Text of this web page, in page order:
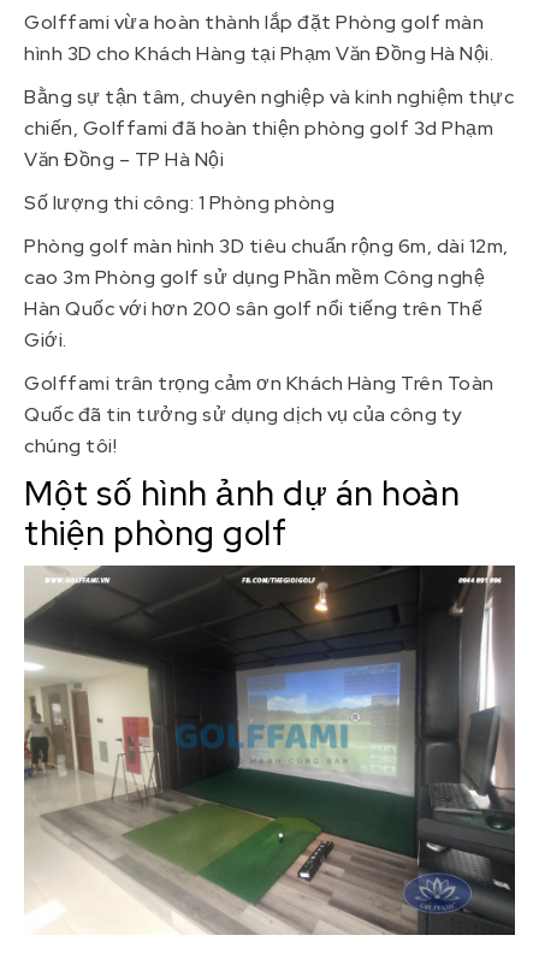
Golffami vừa hoàn thành lắp đặt Phòng golf màn
hình 3D cho Khách Hàng tại Phạm Văn Đồng Hà Nội.
Bằng sự tận tâm, chuyên nghiệp và kinh nghiệm thực
chiến, Golffami đã hoàn thiện phòng golf 3d Phạm
Văn Đồng – TP Hà Nội
Số lượng thi công: 1 Phòng phòng
Phòng golf màn hình 3D tiêu chuẩn rộng 6m, dài 12m,
cao 3m Phòng golf sử dụng Phần mềm Công nghệ
Hàn Quốc với hơn 200 sân golf nổi tiếng trên Thế
Giới.
Golffami trân trọng cảm ơn Khách Hàng Trên Toàn
Quốc đã tin tưởng sử dụng dịch vụ của công ty
chúng tôi!
Một số hình ảnh dự án hoàn
thiện phòng golf